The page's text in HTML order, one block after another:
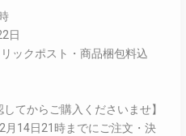
日
ックポスト・商品梱包料込
てからご購入くださいませ】
14日21時までにご注文・決